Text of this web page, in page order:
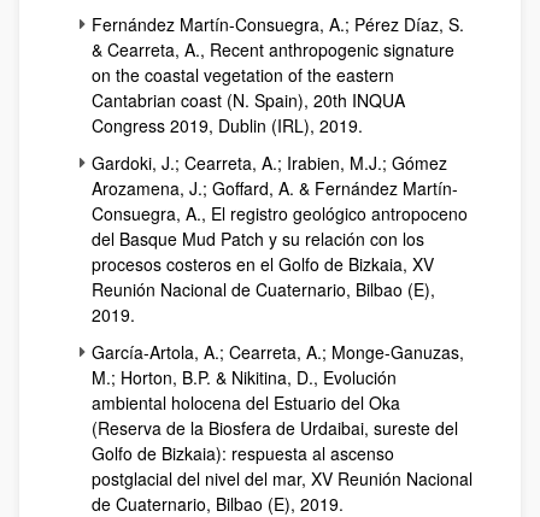
Fernández Martín-Consuegra, A.; Pérez Díaz, S.
& Cearreta, A., Recent anthropogenic signature
on the coastal vegetation of the eastern
Cantabrian coast (N. Spain), 20th INQUA
Congress 2019, Dublin (IRL), 2019.
Gardoki, J.; Cearreta, A.; Irabien, M.J.; Gómez
Arozamena, J.; Goffard, A. & Fernández Martín-
Consuegra, A., El registro geológico antropoceno
del Basque Mud Patch y su relación con los
procesos costeros en el Golfo de Bizkaia, XV
Reunión Nacional de Cuaternario, Bilbao (E),
2019.
García-Artola, A.; Cearreta, A.; Monge-Ganuzas,
M.; Horton, B.P. & Nikitina, D., Evolución
ambiental holocena del Estuario del Oka
(Reserva de la Biosfera de Urdaibai, sureste del
Golfo de Bizkaia): respuesta al ascenso
postglacial del nivel del mar, XV Reunión Nacional
de Cuaternario, Bilbao (E), 2019.